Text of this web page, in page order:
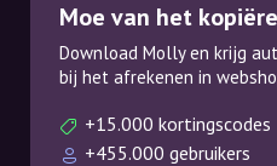
Moe van het
Download Molly en krijg
bij het afrekenen in
+15.000 kortingscodes
+455.000 gebruikers